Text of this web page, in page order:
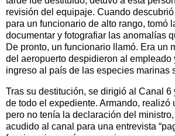
revisión del equipaje. Cuando
para un funcionario de alto rango, tomó
documentar y fotografiar las anomalías
De pronto, un funcionario llamó. Era un
del aeropuerto despidieron al empleado
ingreso al país de las especies marinas
Tras su destitución, se dirigió al Canal 6
de todo el expediente. Armando, realizó
pero no tenía la declaración del
acudido al canal para una entrevista